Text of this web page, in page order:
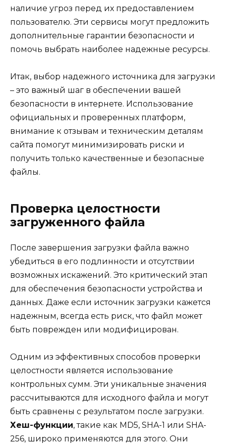
наличие угроз перед их предоставлением
пользователю. Эти сервисы могут предложить
дополнительные гарантии безопасности и
помочь выбрать наиболее надежные ресурсы.
Итак, выбор надежного источника для загрузки
– это важный шаг в обеспечении вашей
безопасности в интернете. Использование
официальных и проверенных платформ,
внимание к отзывам и техническим деталям
сайта помогут минимизировать риски и
получить только качественные и безопасные
файлы.
Проверка целостности
загруженного файла
После завершения загрузки файла важно
убедиться в его подлинности и отсутствии
возможных искажений. Это критический этап
для обеспечения безопасности устройства и
данных. Даже если источник загрузки кажется
надежным, всегда есть риск, что файл может
быть поврежден или модифицирован.
Одним из эффективных способов проверки
целостности является использование
контрольных сумм. Эти уникальные значения
рассчитываются для исходного файла и могут
быть сравнены с результатом после загрузки.
Хеш-функции, такие как MD5, SHA-1 или SHA-
256, широко применяются для этого. Они